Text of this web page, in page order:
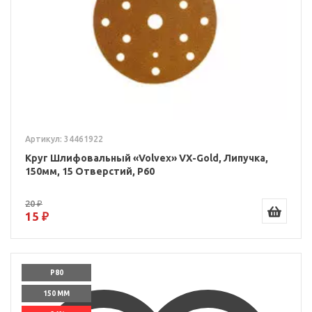
Артикул: 34461922
Круг Шлифовальный «Volvex» VX-Gold, Липучка,
150мм, 15 Отверстий, P60
20 ₽
15 ₽
P80
150 ММ